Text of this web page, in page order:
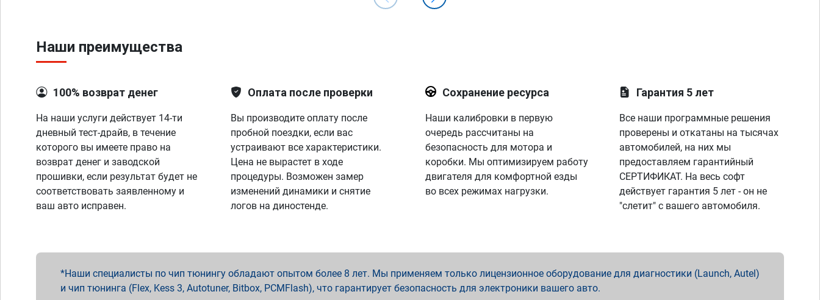
Наши преимущества
100% возврат денег
На наши услуги действует 14-ти
дневный тест-драйв, в течение
которого вы имеете право на
возврат денег и заводской
прошивки, если результат будет не
соответствовать заявленному и
ваш авто исправен.
Оплата после проверки
Вы производите оплату после
пробной поездки, если вас
устраивают все характеристики.
Цена не вырастет в ходе
процедуры. Возможен замер
изменений динамики и снятие
логов на диностенде.
Сохранение ресурса
Наши калибровки в первую
очередь рассчитаны на
безопасность для мотора и
коробки. Мы оптимизируем работу
двигателя для комфортной езды
во всех режимах нагрузки.
Гарантия 5 лет
Все наши программные решения
проверены и откатаны на тысячах
автомобилей, на них мы
предоставляем гарантийный
СЕРТИФИКАТ. На весь софт
действует гарантия 5 лет - он не
"слетит" с вашего автомобиля.
Наши специалисты по чип тюнингу обладают опытом более 8 лет. Мы применяем только лицензионное оборудование для диагностики (Launch, Autel)
и чип тюнинга (Flex, Kess 3, Autotuner, Bitbox, PCMFlash), что гарантирует безопасность для электроники вашего авто.